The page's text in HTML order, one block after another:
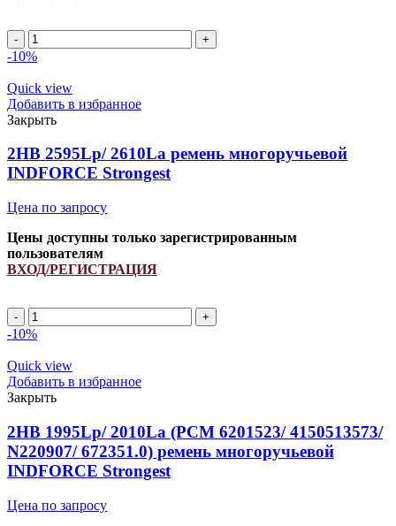
2HB
2195Lp/
ремень
многоручьевой
INDFORCE
Strongest
quantity
-10%
Quick view
Добавить в избранное
Закрыть
2HB 2595Lp/ 2610La ремень многоручьевой
INDFORCE Strongest
Цена по запросу
Цены доступны только зарегистрированным
пользователям
ВХОД/РЕГИСТРАЦИЯ
2HB
2595Lp/
ремень
многоручьевой
INDFORCE
Strongest
quantity
-10%
Quick view
Добавить в избранное
Закрыть
2HB 1995Lp/ 2010La (РСМ 6201523/ 4150513573/
N220907/ 672351.0) ремень многоручьевой
INDFORCE Strongest
Цена по запросу